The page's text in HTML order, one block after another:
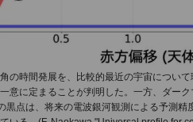
の時間発展を、比較的最近の宇宙につい
意に定まることが判明した。一方、ダー
黒点は、将来の電波銀河観測による予測